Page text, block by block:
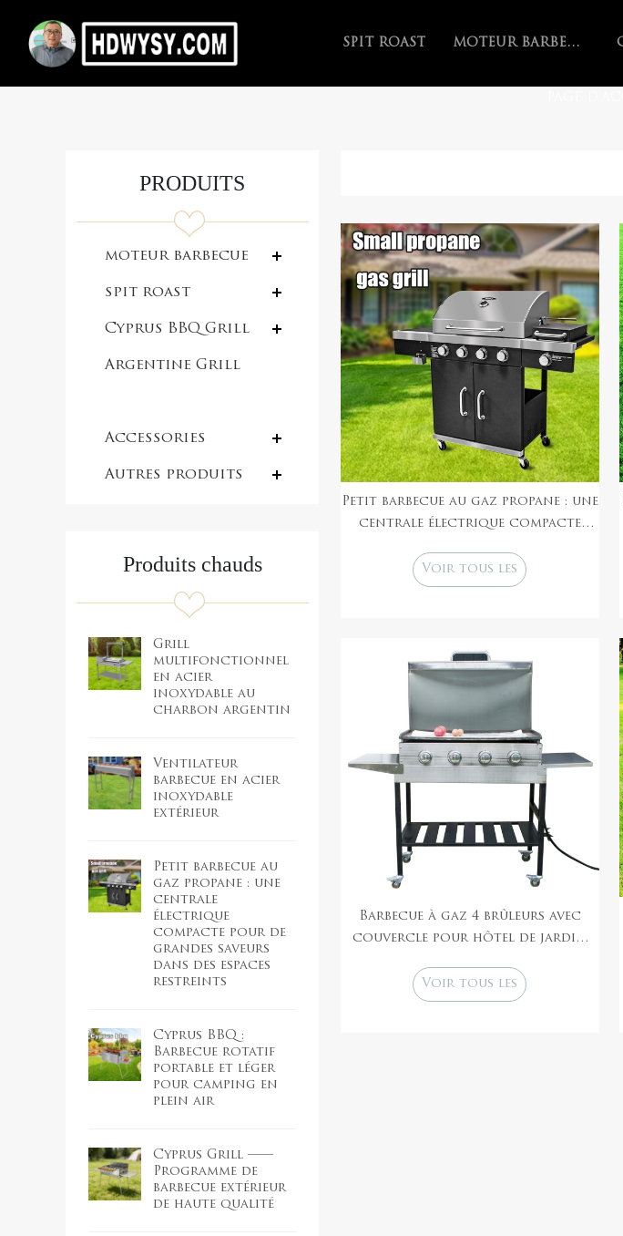
SPIT ROAST MOTEUR BARBECUE
PRODUITS
moteur barbecue
spit roast
Cyprus BBQ Grill
Argentine Grill
rotisserie
Accessories
Autres produits
Produits chauds
Grill
multifonctionnel
en acier
inoxydable au
charbon argentin
Ventilateur
barbecue en acier
inoxydable
extérieur
Petit barbecue au
gaz propane : une
centrale
électrique
compacte pour de
grandes saveurs
dans des espaces
restreints
Cyprus BBQ :
Barbecue rotatif
portable et léger
pour camping en
plein air
Cyprus Grill ——
Programme de
barbecue extérieur
de haute qualité
Petit barbecue au gaz propane : une
centrale électrique compacte
espaces restreints
Voir tous les
Barbecue à gaz 4 brûleurs avec
couvercle pour hôtel de jardin
Voir tous les